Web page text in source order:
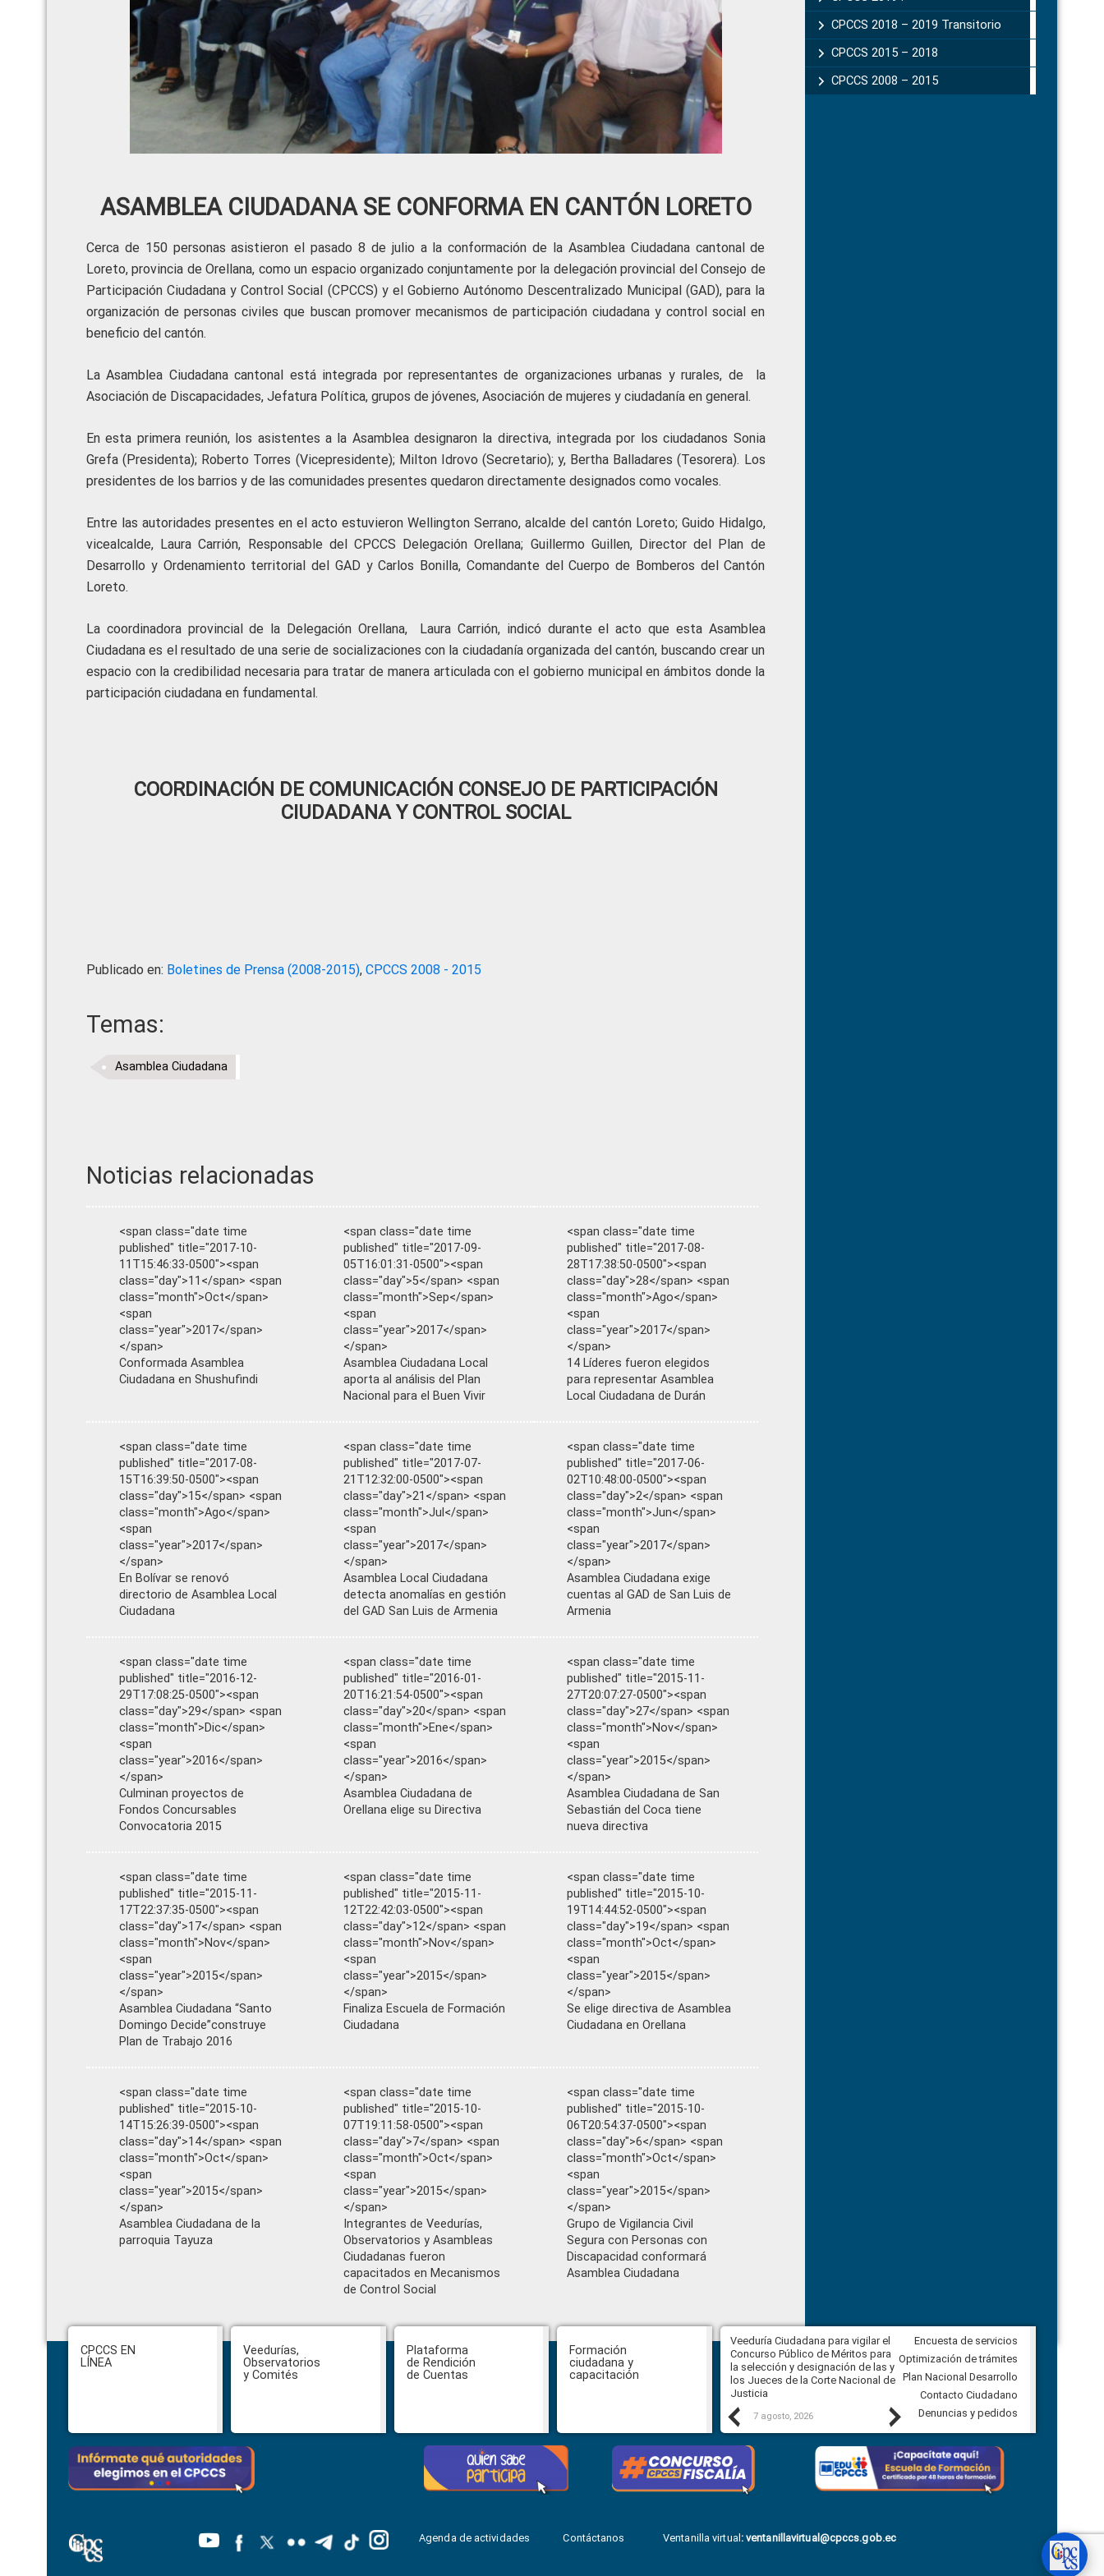
ASAMBLEA CIUDADANA SE CONFORMA EN CANTÓN LORETO
Cerca de 150 personas asistieron el pasado 8 de julio a la conformación de la Asamblea Ciudadana cantonal de
Loreto, provincia de Orellana, como un espacio organizado conjuntamente por la delegación provincial del Consejo de
Participación Ciudadana y Control Social (CPCCS) y el Gobierno Autónomo Descentralizado Municipal (GAD), para la
organización de personas civiles que buscan promover mecanismos de participación ciudadana y control social en
beneficio del cantón.
La Asamblea Ciudadana cantonal está integrada por representantes de organizaciones urbanas y rurales, de la
Asociación de Discapacidades, Jefatura Política, grupos de jóvenes, Asociación de mujeres y ciudadanía en general.
En esta primera reunión, los asistentes a la Asamblea designaron la directiva, integrada por los ciudadanos Sonia
Grefa (Presidenta); Roberto Torres (Vicepresidente); Milton Idrovo (Secretario); y, Bertha Balladares (Tesorera). Los
presidentes de los barrios y de las comunidades presentes quedaron directamente designados como vocales.
Entre las autoridades presentes en el acto estuvieron Wellington Serrano, alcalde del cantón Loreto; Guido Hidalgo,
vicealcalde, Laura Carrión, Responsable del CPCCS Delegación Orellana; Guillermo Guillen, Director del Plan de
Desarrollo y Ordenamiento territorial del GAD y Carlos Bonilla, Comandante del Cuerpo de Bomberos del Cantón
Loreto.
La coordinadora provincial de la Delegación Orellana, Laura Carrión, indicó durante el acto que esta Asamblea
Ciudadana es el resultado de una serie de socializaciones con la ciudadanía organizada del cantón, buscando crear un
espacio con la credibilidad necesaria para tratar de manera articulada con el gobierno municipal en ámbitos donde la
participación ciudadana en fundamental.
COORDINACIÓN DE COMUNICACIÓN CONSEJO DE PARTICIPACIÓN
CIUDADANA Y CONTROL SOCIAL
Publicado en: Boletines de Prensa (2008-2015), CPCCS 2008 - 2015
Temas:
Asamblea Ciudadana
Noticias relacionadas
<span class="date time
published" title="2017-10-
11T15:46:33-0500"><span
class="day">11</span> <span
class="month">Oct</span>
<span
class="year">2017</span>
</span>
Conformada Asamblea
Ciudadana en Shushufindi
<span class="date time
published" title="2017-09-
05T16:01:31-0500"><span
class="day">5</span> <span
class="month">Sep</span>
<span
class="year">2017</span>
</span>
Asamblea Ciudadana Local
aporta al análisis del Plan
Nacional para el Buen Vivir
<span class="date time
published" title="2017-08-
28T17:38:50-0500"><span
class="day">28</span> <span
class="month">Ago</span>
<span
class="year">2017</span>
</span>
14 Líderes fueron elegidos
para representar Asamblea
Local Ciudadana de Durán
<span class="date time
published" title="2017-08-
15T16:39:50-0500"><span
class="day">15</span> <span
class="month">Ago</span>
<span
class="year">2017</span>
</span>
En Bolívar se renovó
directorio de Asamblea Local
Ciudadana
<span class="date time
published" title="2017-07-
21T12:32:00-0500"><span
class="day">21</span> <span
class="month">Jul</span>
<span
class="year">2017</span>
</span>
Asamblea Local Ciudadana
detecta anomalías en gestión
del GAD San Luis de Armenia
<span class="date time
published" title="2017-06-
02T10:48:00-0500"><span
class="day">2</span> <span
class="month">Jun</span>
<span
class="year">2017</span>
</span>
Asamblea Ciudadana exige
cuentas al GAD de San Luis de
Armenia
<span class="date time
published" title="2016-12-
29T17:08:25-0500"><span
class="day">29</span> <span
class="month">Dic</span>
<span
class="year">2016</span>
</span>
Culminan proyectos de
Fondos Concursables
Convocatoria 2015
<span class="date time
published" title="2016-01-
20T16:21:54-0500"><span
class="day">20</span> <span
class="month">Ene</span>
<span
class="year">2016</span>
</span>
Asamblea Ciudadana de
Orellana elige su Directiva
<span class="date time
published" title="2015-11-
27T20:07:27-0500"><span
class="day">27</span> <span
class="month">Nov</span>
<span
class="year">2015</span>
</span>
Asamblea Ciudadana de San
Sebastián del Coca tiene
nueva directiva
<span class="date time
published" title="2015-11-
17T22:37:35-0500"><span
class="day">17</span> <span
class="month">Nov</span>
<span
class="year">2015</span>
</span>
Asamblea Ciudadana “Santo
Domingo Decide”construye
Plan de Trabajo 2016
<span class="date time
published" title="2015-11-
12T22:42:03-0500"><span
class="day">12</span> <span
class="month">Nov</span>
<span
class="year">2015</span>
</span>
Finaliza Escuela de Formación
Ciudadana
<span class="date time
published" title="2015-10-
19T14:44:52-0500"><span
class="day">19</span> <span
class="month">Oct</span>
<span
class="year">2015</span>
</span>
Se elige directiva de Asamblea
Ciudadana en Orellana
<span class="date time
published" title="2015-10-
14T15:26:39-0500"><span
class="day">14</span> <span
class="month">Oct</span>
<span
class="year">2015</span>
</span>
Asamblea Ciudadana de la
parroquia Tayuza
<span class="date time
published" title="2015-10-
07T19:11:58-0500"><span
class="day">7</span> <span
class="month">Oct</span>
<span
class="year">2015</span>
</span>
Integrantes de Veedurías,
Observatorios y Asambleas
Ciudadanas fueron
capacitados en Mecanismos
de Control Social
<span class="date time
published" title="2015-10-
06T20:54:37-0500"><span
class="day">6</span> <span
class="month">Oct</span>
<span
class="year">2015</span>
</span>
Grupo de Vigilancia Civil
Segura con Personas con
Discapacidad conformará
Asamblea Ciudadana
CPCCS 2018 – 2019 Transitorio
CPCCS 2015 – 2018
CPCCS 2008 – 2015
Footer
CPCCS EN
LÍNEA
Veedurías,
Observatorios
y Comités
Plataforma
de Rendición
de Cuentas
Formación
ciudadana y
capacitación
Previous
Función de Transparencia aprueba
nuevos instrumentos
anticorrupción en Santo Domingo y
anuncia convocatoria para su
Veeduría Ciudadana para vigilar el
Concurso Público de Méritos para
la selección y designación de las y
los Jueces de la Corte Nacional de
Justicia
7 agosto, 2026
Veeduría para realizar el
seguimiento de la gestión
Autónomo Descentralizado
parroquial rural de Calacalí
6 agosto, 2026
Next
Encuesta de servicios
Optimización de trámites
Plan Nacional Desarrollo
Contacto Ciudadano
Denuncias y pedidos
Agenda de actividades Contáctanos Ventanilla virtual:ventanillavirtual@cpccs.gob.ec